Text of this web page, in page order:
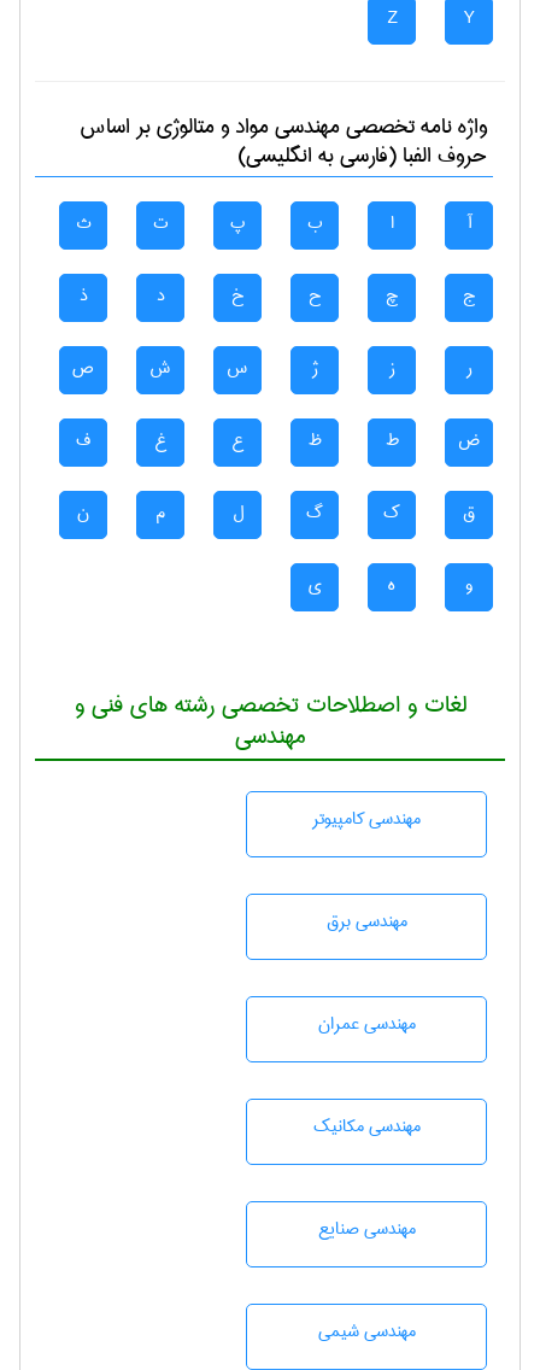
Y
Z
واژه نامه تخصصیمهندسی مواد و متالوژیبر اساس
حروف الفبا (فارسی به انگلیسی)
آ ا ب پ ت ث
ج چ ح خ د ذ
ر ز ژ س ش ص
ض ط ظ ع غ ف
ق ک گ ل م ن
و ه ی
لغات و اصطلاحات تخصصی رشته های فنی و
مهندسی
مهندسی كامپيوتر
مهندسی برق
مهندسی عمران
مهندسی مکانیک
مهندسی صنايع
مهندسي شيمی